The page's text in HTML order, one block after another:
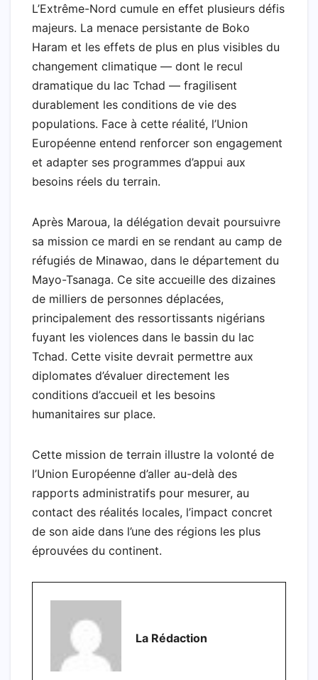
L’Extrême-Nord cumule en effet plusieurs défis
majeurs. La menace persistante de Boko
Haram et les effets de plus en plus visibles du
changement climatique — dont le recul
dramatique du lac Tchad — fragilisent
durablement les conditions de vie des
populations. Face à cette réalité, l’Union
Européenne entend renforcer son engagement
et adapter ses programmes d’appui aux
besoins réels du terrain.
Après Maroua, la délégation devait poursuivre
sa mission ce mardi en se rendant au camp de
réfugiés de Minawao, dans le département du
Mayo-Tsanaga. Ce site accueille des dizaines
de milliers de personnes déplacées,
principalement des ressortissants nigérians
fuyant les violences dans le bassin du lac
Tchad. Cette visite devrait permettre aux
diplomates d’évaluer directement les
conditions d’accueil et les besoins
humanitaires sur place.
Cette mission de terrain illustre la volonté de
l’Union Européenne d’aller au-delà des
rapports administratifs pour mesurer, au
contact des réalités locales, l’impact concret
de son aide dans l’une des régions les plus
éprouvées du continent.
La Rédaction